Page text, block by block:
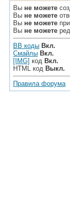
Вы не можете
Вы не можете
Вы не можете
Вы не можете
BB коды Вкл.
Смайлы Вкл.
[IMG] код Вкл.
HTML код Выкл.
Правила форума